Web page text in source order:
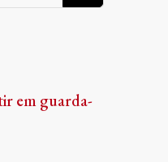
em guarda-